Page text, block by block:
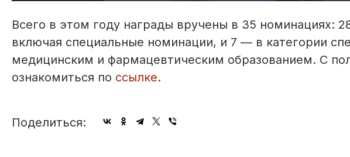
Всего в этом году награды вручены в 35 номинациях:
включая специальные номинации, и 7 — в категории
медицинским и фармацевтическим образованием. С
ознакомиться по ссылке.
Поделиться: